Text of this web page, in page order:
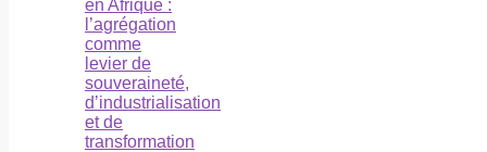
en Afrique :
l’agrégation
comme
levier de
souveraineté,
d’industrialisation
et de
transformation